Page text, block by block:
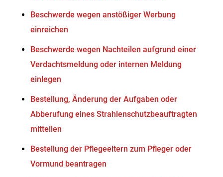
Beschwerde wegen anstößiger Werbung
einreichen
Beschwerde wegen Nachteilen aufgrund einer
Verdachtsmeldung oder internen Meldung
einlegen
Bestellung, Änderung der Aufgaben oder
Abberufung eines Strahlenschutzbeauftragten
mitteilen
Bestellung der Pflegeeltern zum Pfleger oder
Vormund beantragen